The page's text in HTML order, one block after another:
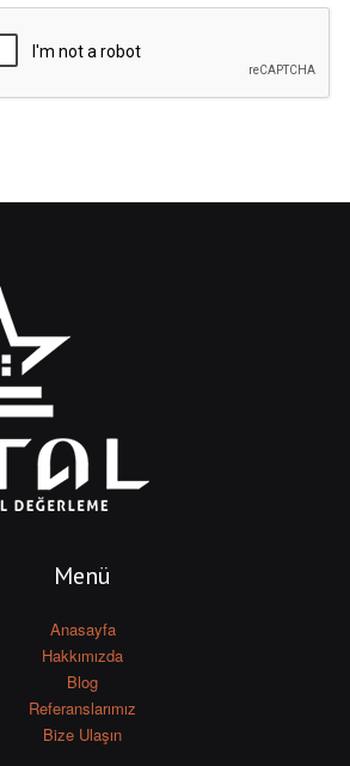
Menü
Anasayfa
Hakkımızda
Blog
Referanslarımız
Bize Ulaşın